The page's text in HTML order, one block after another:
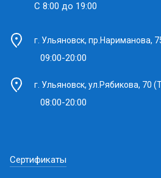
С 8:00 до 19:00
г. Ульяновск, пр.Нариманова,
09:00-20:00
г. Ульяновск, ул.Рябикова, 70
08:00-20:00
Сертификаты